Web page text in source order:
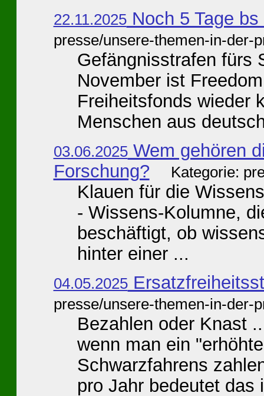
22.11.2025Noch 5 Tage bs
presse/unsere-themen-in-der-
Gefängnisstrafen fürs
November ist
Freiheitsfonds wieder
Menschen aus
03.06.2025Wem gehören
Forschung?
Kategorie:
Klauen für die
- Wissens-Kolumne,
beschäftigt, ob
hinter einer ...
04.05.2025
presse/unsere-themen-in-der-
Bezahlen oder Knast
wenn man ein
Schwarzfahrens
pro Jahr bedeutet das